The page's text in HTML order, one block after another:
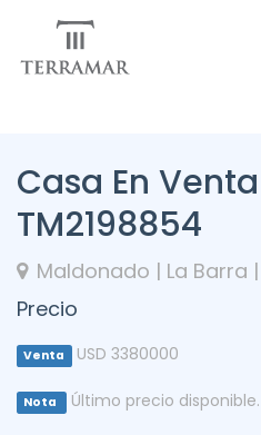
Casa En
TM2198854
Maldonado | La Barra
Precio
Venta USD 3380000
Nota Último precio disponible.